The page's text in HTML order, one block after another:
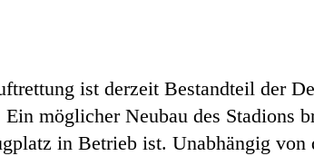
ist derzeit Bestandteil der
möglicher Neubau des Stadions
in Betrieb ist. Unabhängig